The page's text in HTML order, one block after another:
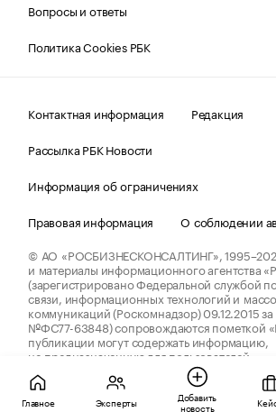
Вопросы и ответы
Политика Cookies РБК
Контактная информация
Редакция
Рассылка РБК Новости
Информация об ограничениях
Правовая информация
О соблюдении
© АО «РОСБИЗНЕСКОНСАЛТИНГ»,
и материалы информационного агентства
(зарегистрировано Федеральной службой
связи, информационных технологий и
коммуникаций (Роскомнадзор) 09.12.2015
№ФС77-63848) сопровождаются пометкой
публикации могут содержать информацию,
не предназначенную для пользователей
до 18 лет.
companycardsfeedback@rbc.ru
Главное Эксперты Добавить
новость